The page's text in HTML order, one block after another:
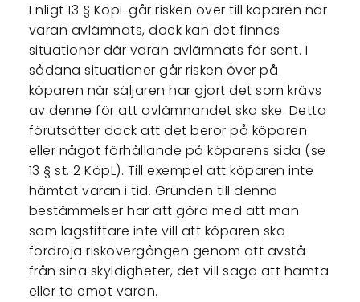
Enligt 13 § KöpL går risken över till köparen när
varan avlämnats, dock kan det finnas
situationer där varan avlämnats för sent. I
sådana situationer går risken över på
köparen när säljaren har gjort det som krävs
av denne för att avlämnandet ska ske. Detta
förutsätter dock att det beror på köparen
eller något förhållande på köparens sida (se
13 § st. 2 KöpL). Till exempel att köparen inte
hämtat varan i tid. Grunden till denna
bestämmelser har att göra med att man
som lagstiftare inte vill att köparen ska
fördröja riskövergången genom att avstå
från sina skyldigheter, det vill säga att hämta
eller ta emot varan.